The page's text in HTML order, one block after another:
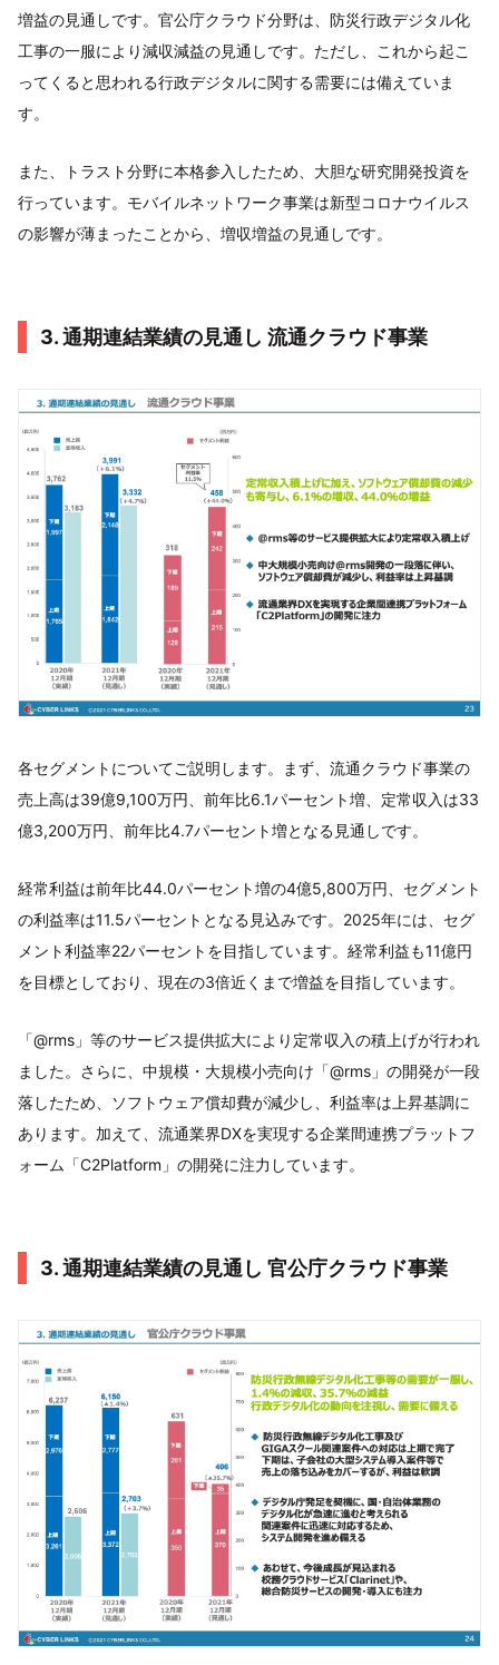
増益の見通しです。官公庁クラウド分野は、防災行政デジタル化
工事の一服により減収減益の見通しです。ただし、これから起こ
ってくると思われる行政デジタルに関する需要には備えていま
す。
また、トラスト分野に本格参入したため、大胆な研究開発投資を
行っています。モバイルネットワーク事業は新型コロナウイルス
の影響が薄まったことから、増収増益の見通しです。
3. 通期連結業績の見通し 流通クラウド事業
各セグメントについてご説明します。まず、流通クラウド事業の
売上高は39億9,100万円、前年比6.1パーセント増、定常収入は33
億3,200万円、前年比4.7パーセント増となる見通しです。
経常利益は前年比44.0パーセント増の4億5,800万円、セグメント
の利益率は11.5パーセントとなる見込みです。2025年には、セグ
メント利益率22パーセントを目指しています。経常利益も11億円
を目標としており、現在の3倍近くまで増益を目指しています。
「@rms」等のサービス提供拡大により定常収入の積上げが行われ
ました。さらに、中規模・大規模小売向け「@rms」の開発が一段
落したため、ソフトウェア償却費が減少し、利益率は上昇基調に
あります。加えて、流通業界DXを実現する企業間連携プラットフ
ォーム「C2Platform」の開発に注力しています。
3. 通期連結業績の見通し 官公庁クラウド事業